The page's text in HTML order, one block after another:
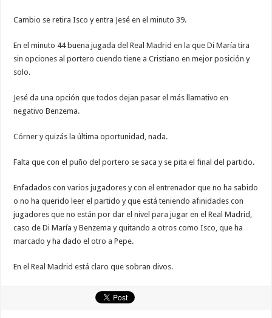
Cambio se retira Isco y entra Jesé en el minuto 39.
En el minuto 44 buena jugada del Real Madrid en la que Di María tira
sin opciones al portero cuendo tiene a Cristiano en mejor posición y
solo.
Jesé da una opción que todos dejan pasar el más llamativo en
negativo Benzema.
Córner y quizás la última oportunidad, nada.
Falta que con el puño del portero se saca y se pita el final del partido.
Enfadados con varios jugadores y con el entrenador que no ha sabido
o no ha querido leer el partido y que está teniendo afinidades con
jugadores que no están por dar el nivel para jugar en el Real Madrid,
caso de Di María y Benzema y quitando a otros como Isco, que ha
marcado y ha dado el otro a Pepe.
En el Real Madrid está claro que sobran divos.